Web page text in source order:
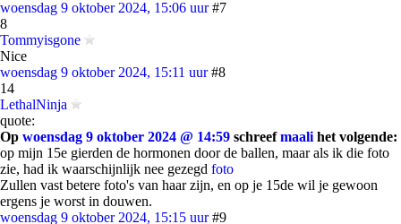
woensdag 9 oktober 2024, 15:06 uur #7
8
Tommyisgone
Nice
woensdag 9 oktober 2024, 15:11 uur #8
14
LethalNinja
quote:
Op woensdag 9 oktober 2024 @ 14:59 schreefmaali het volgende:
op mijn 15e gierden de hormonen door de ballen, maar als ik die foto
zie, had ik waarschijnlijk nee gezegd foto
Zullen vast betere foto's van haar zijn, en op je 15de wil je gewoon
ergens je worst in douwen.
woensdag 9 oktober 2024, 15:15 uur #9